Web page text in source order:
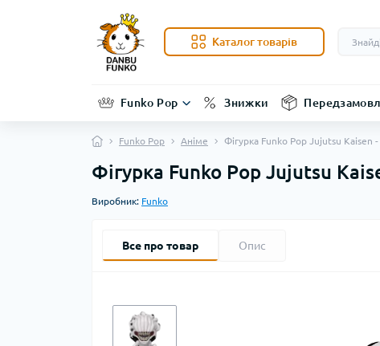
Каталог товарів
Funko Pop Знижки
Funko Pop Аніме Фігурка Funko Pop Jujutsu Kaisen
Фігурка Funko Pop Jujutsu
Виробник: Funko
Все про товар Опис